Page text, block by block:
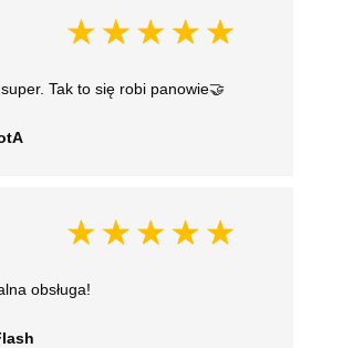
Tak to się robi panowie🤝
obsługa!